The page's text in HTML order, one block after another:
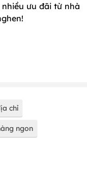
ưu đãi từ nhà
chỉ
ngon